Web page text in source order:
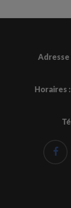
Adresse
Horaires :
facebook